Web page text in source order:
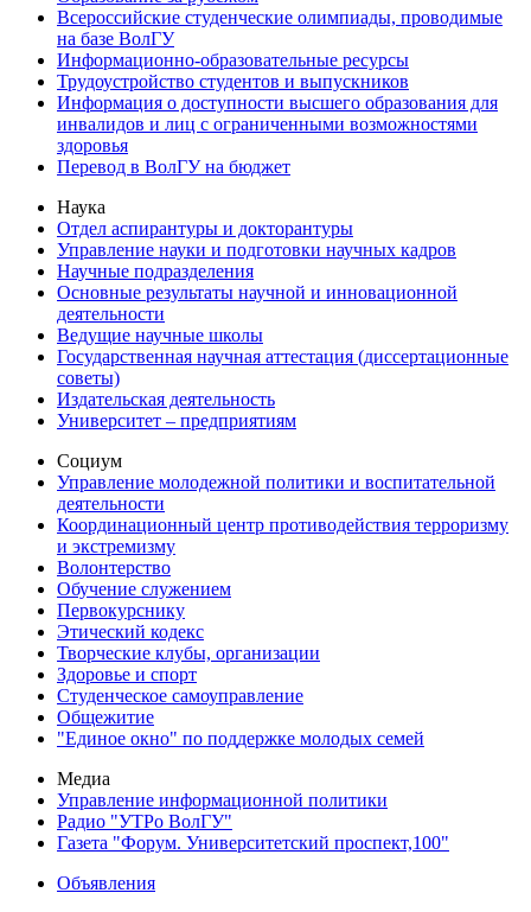
Всероссийские студенческие олимпиады, проводимые
на базе ВолГУ
Информационно-образовательные ресурсы
Трудоустройство студентов и выпускников
Информация о доступности высшего образования для
инвалидов и лиц с ограниченными возможностями
здоровья
Перевод в ВолГУ на бюджет
Наука
Отдел аспирантуры и докторантуры
Управление науки и подготовки научных кадров
Научные подразделения
Основные результаты научной и инновационной
деятельности
Ведущие научные школы
Государственная научная аттестация (диссертационные
советы)
Издательская деятельность
Университет – предприятиям
Социум
Управление молодежной политики и воспитательной
деятельности
Координационный центр противодействия терроризму
и экстремизму
Волонтерство
Обучение служением
Первокурснику
Этический кодекс
Творческие клубы, организации
Здоровье и спорт
Студенческое самоуправление
Общежитие
"Единое окно" по поддержке молодых семей
Медиа
Управление информационной политики
Радио "УТРо ВолГУ"
Газета "Форум. Университетский проспект,100"
Объявления